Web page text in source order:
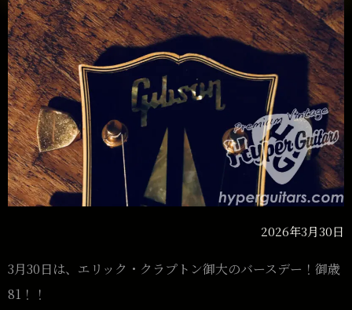
2026年3月30日
3月30日は、エリック・クラプトン御大のバースデー！御歳
81！！